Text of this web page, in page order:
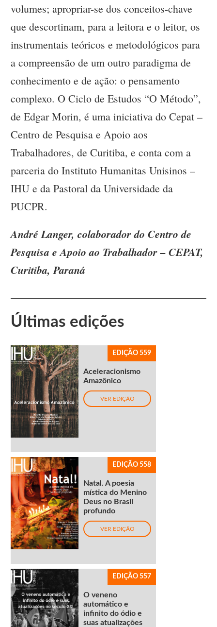
volumes; apropriar-se dos conceitos-chave
que descortinam, para a leitora e o leitor, os
instrumentais teóricos e metodológicos para
a compreensão de um outro paradigma de
conhecimento e de ação: o pensamento
complexo. O Ciclo de Estudos “O Método”,
de Edgar Morin, é uma iniciativa do Cepat –
Centro de Pesquisa e Apoio aos
Trabalhadores, de Curitiba, e conta com a
parceria do Instituto Humanitas Unisinos –
IHU e da Pastoral da Universidade da
PUCPR.
André Langer, colaborador do Centro de
Pesquisa e Apoio ao Trabalhador – CEPAT,
Curitiba, Paraná
Últimas edições
EDIÇÃO 559
Aceleracionismo
Amazônico
VER EDIÇÃO
EDIÇÃO 558
Natal. A poesia
mística do Menino
Deus no Brasil
profundo
VER EDIÇÃO
EDIÇÃO 557
O veneno
automático e
infinito do ódio e
suas atualizações